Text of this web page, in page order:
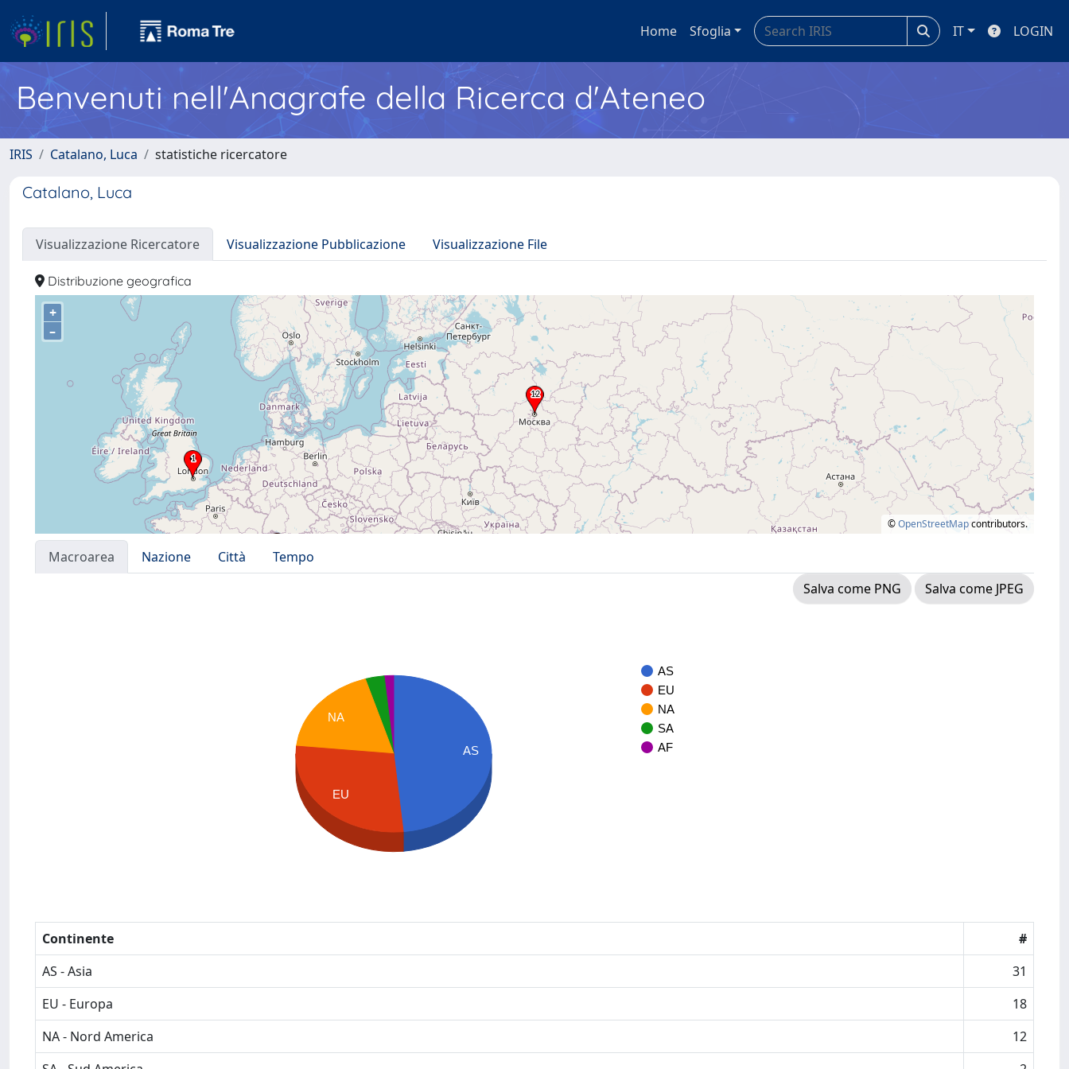
Home Sfoglia IT LOGIN
Benvenuti nell'Anagrafe della Ricerca d'Ateneo
IRIS Catalano, Luca statistiche ricercatore
Catalano, Luca
Visualizzazione Ricercatore Visualizzazione Pubblicazione Visualizzazione File
Distribuzione geografica
+
–
©OpenStreetMapcontributors.
Macroarea Nazione Città
Tempo
Salva come PNG
Salva come JPEG
AS
EU
NA
SA
AF
AS
NA
EU
Continente
#
AS - Asia
31
EU - Europa
18
NA - Nord America
12